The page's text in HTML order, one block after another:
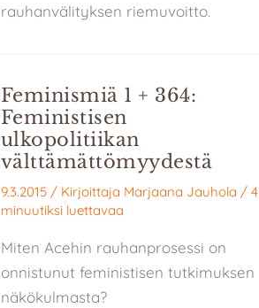
rauhanvälityksen riemuvoitto.
Feminismiä 1 + 364:
Feministisen
ulkopolitiikan
välttämättömyydestä
9.3.2015 / Kirjoittaja Marjaana Jauhola / 4
minuutiksi luettavaa
Miten Acehin rauhanprosessi on
onnistunut feministisen tutkimuksen
näkökulmasta?